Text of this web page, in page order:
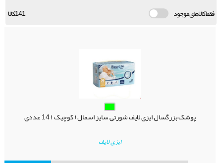
فقط کالاهای موجود
141کالا
پوشک بزرگسال ایزی لایف شورتی سایز اسمال ( کوچیک ) 14 عددی
ایزی لایف